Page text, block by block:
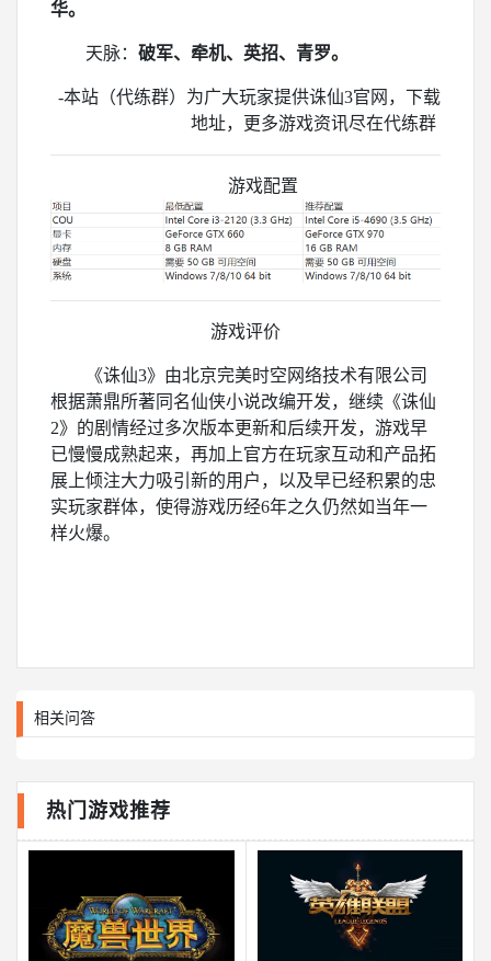
华。
天脉： 破军、牵机、英招、青罗。
-本站（代练群）为广大玩家提供诛仙3官网，下载
地址，更多游戏资讯尽在代练群
游戏配置
游戏评价
《诛仙3》由北京完美时空网络技术有限公司
根据萧鼎所著同名仙侠小说改编开发，继续《诛仙
2》的剧情经过多次版本更新和后续开发，游戏早
已慢慢成熟起来，再加上官方在玩家互动和产品拓
展上倾注大力吸引新的用户，以及早已经积累的忠
实玩家群体，使得游戏历经6年之久仍然如当年一
样火爆。
相关问答
热门游戏推荐